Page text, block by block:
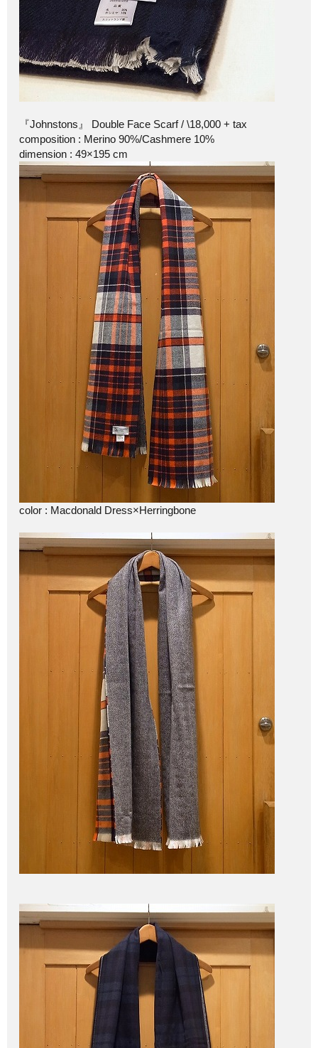
『Johnstons』 Double Face Scarf / \18,000 + tax
composition : Merino 90%/Cashmere 10%
dimension : 49×195 cm
color : Macdonald Dress×Herringbone